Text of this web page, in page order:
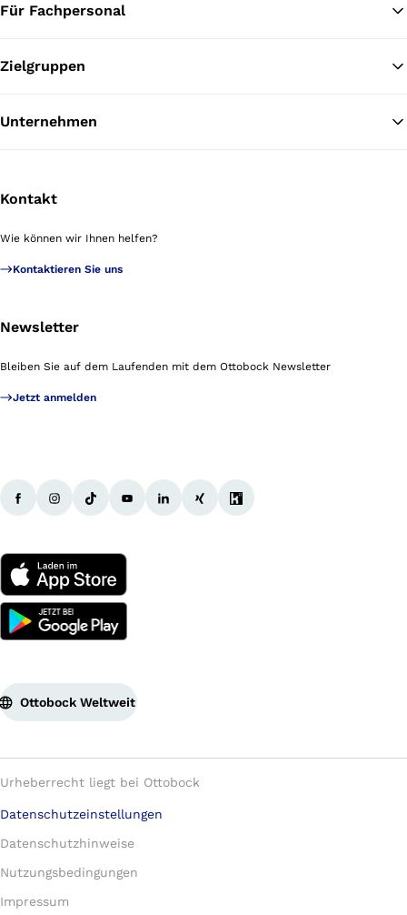
Für Fachpersonal
Zielgruppen
Unternehmen
Kontakt
Wie können wir Ihnen helfen?
Kontaktieren Sie uns
Newsletter
Bleiben Sie auf dem Laufenden mit dem Ottobock Newsletter
Jetzt anmelden
Ottobock Weltweit
Urheberrecht liegt bei Ottobock
Datenschutzeinstellungen
Datenschutzhinweise
Nutzungsbedingungen
Impressum